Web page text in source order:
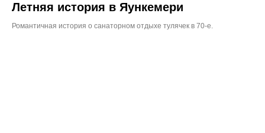
Летняя история в Яункемери
Романтичная история о санаторном отдыхе тулячек в 70-е.